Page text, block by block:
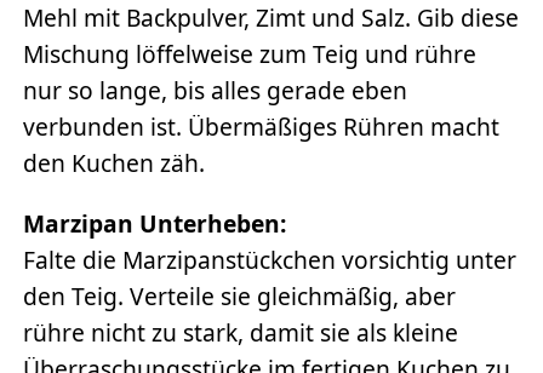
Mehl mit Backpulver, Zimt und Salz. Gib diese
Mischung löffelweise zum Teig und rühre
nur so lange, bis alles gerade eben
verbunden ist. Übermäßiges Rühren macht
den Kuchen zäh.
Marzipan Unterheben:
Falte die Marzipanstückchen vorsichtig unter
den Teig. Verteile sie gleichmäßig, aber
rühre nicht zu stark, damit sie als kleine